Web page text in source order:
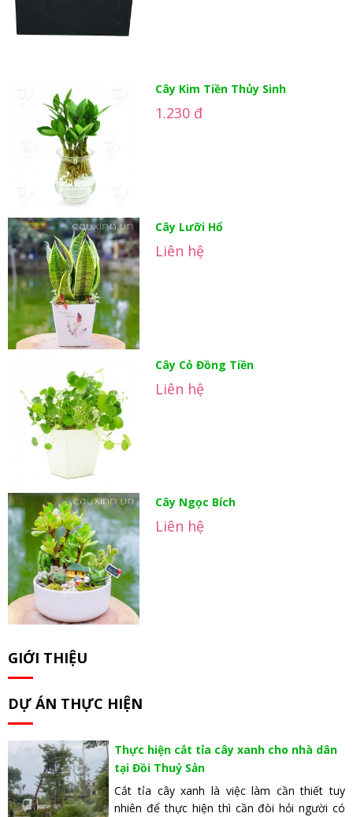
Cây Kim Tiền Thủy Sinh
1.230 đ
Cây Lưỡi Hổ
Liên hệ
Cây Cỏ Đồng Tiền
Liên hệ
Cây Ngọc Bích
Liên hệ
GIỚI THIỆU
DỰ ÁN THỰC HIỆN
Thực hiện cắt tỉa cây xanh cho nhà dân
tại Đồi Thuỷ Sản
Cắt tỉa cây xanh là việc làm cần thiết tuy
nhiên để thực hiện thì cần đòi hỏi người có